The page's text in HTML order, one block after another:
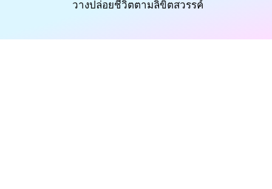
วางปล่อยชีวิตตามลิขิตสวรรค์